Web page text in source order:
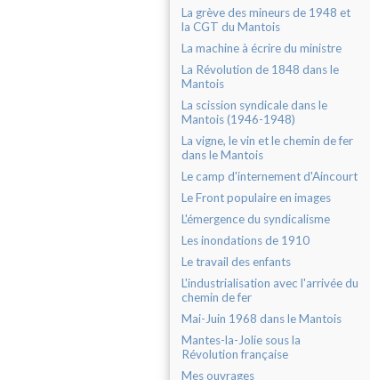
La grève des mineurs de 1948 et
la CGT du Mantois
La machine à écrire du ministre
La Révolution de 1848 dans le
Mantois
La scission syndicale dans le
Mantois (1946-1948)
La vigne, le vin et le chemin de fer
dans le Mantois
Le camp d'internement d'Aincourt
Le Front populaire en images
L'émergence du syndicalisme
Les inondations de 1910
Le travail des enfants
L'industrialisation avec l'arrivée du
chemin de fer
Mai-Juin 1968 dans le Mantois
Mantes-la-Jolie sous la
Révolution française
Mes ouvrages